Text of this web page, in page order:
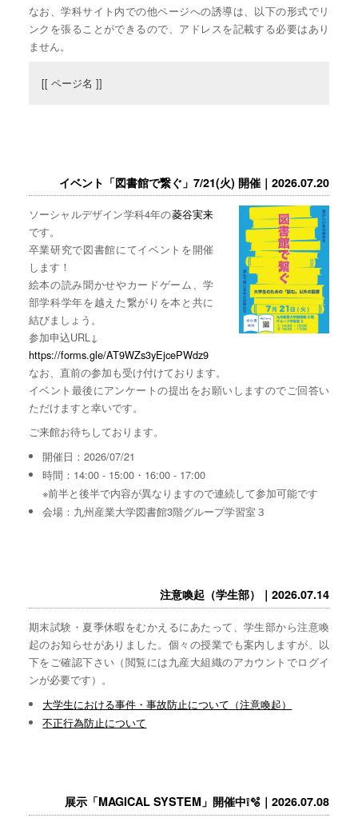
なお、学科サイト内での他ページへの誘導は、以下の形式でリ
ンクを張ることができるので、アドレスを記載する必要はあり
ません。
[[ ページ名 ]]
イベント「図書館で繋ぐ」7/21(火) 開催｜2026.07.20
ソーシャルデザイン学科4年の菱谷実来
です。
卒業研究で図書館にてイベントを開催
します！
絵本の読み聞かせやカードゲーム、学
部学科学年を越えた繋がりを本と共に
結びましょう。
参加申込URL↓
https://forms.gle/AT9WZs3yEjcePWdz9
なお、直前の参加も受け付けております。
イベント最後にアンケートの提出をお願いしますのでご回答い
ただけますと幸いです。
ご来館お待ちしております。
開催日：2026/07/21
時間：14:00 - 15:00・16:00 - 17:00
※前半と後半で内容が異なりますので連続して参加可能です
会場：九州産業大学図書館3階グループ学習室３
注意喚起（学生部）｜2026.07.14
期末試験・夏季休暇をむかえるにあたって、学生部から注意喚
起のお知らせがありました。個々の授業でも案内しますが、以
下をご確認下さい（閲覧には九産大組織のアカウントでログイ
ンが必要です）。
大学生における事件・事故防止について（注意喚起）
不正行為防止について
展示「MAGICAL SYSTEM」開催中❕🫧｜2026.07.08